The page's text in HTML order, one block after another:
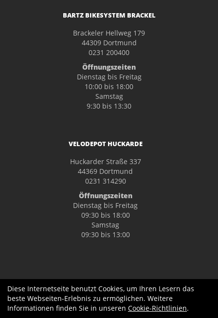
BARTZ BIKESYSTEM BRACKEL
Brackeler Hellweg 179
44309 Dortmund
0231 200400
Öffnungszeiten
Dienstag bis Freitag
10:00 bis 18:00
Samstag
9:30 bis 13:30
VELODEPOT HUCKARDE
Huckarder Straße 337
44369 Dortmund
0231 314290
Öffnungszeiten
Dienstag bis Freitag
09:30 bis 18:00
Samstag
09:30 bis 13:00
Diese Internetseite benutzt Cookies, um Ihren Lesern das
beste Webseiten-Erlebnis zu ermöglichen. Weitere
Informationen finden Sie in unseren Cookie-Richtlinien.